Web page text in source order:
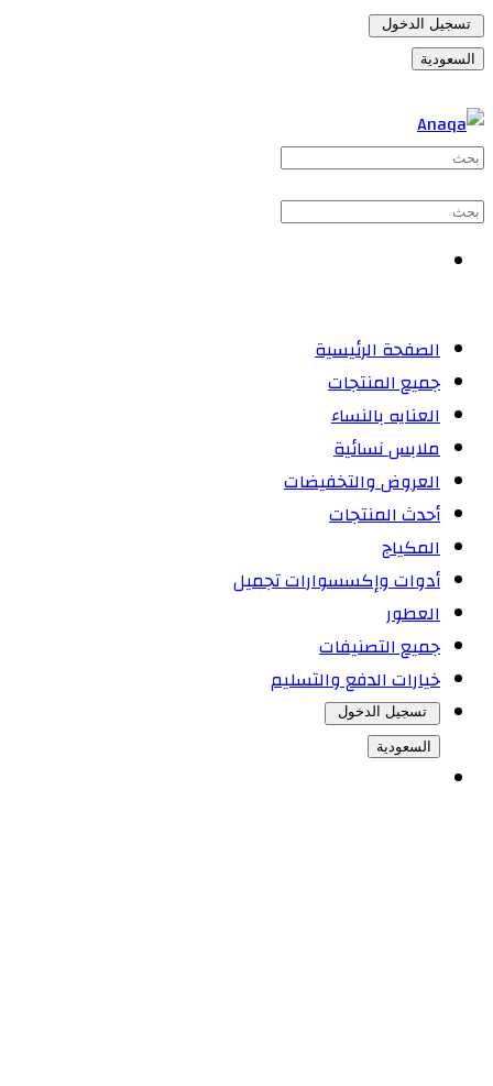
تسجيل الدخول
السعودية
الصفحة الرئيسية
جميع المنتجات
العنايه بالنساء
ملابس نسائية
العروض والتخفيضات
أحدث المنتجات
المكياج
أدوات وإكسسوارات تجميل
العطور
جميع التصنيفات
خيارات الدفع والتسليم
تسجيل الدخول
السعودية